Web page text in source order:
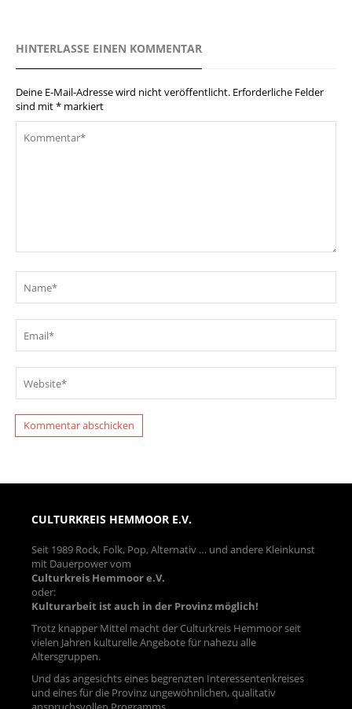
HINTERLASSE EINEN KOMMENTAR
Deine E-Mail-Adresse wird nicht veröffentlicht. Erforderliche Felder
sind mit* markiert
CULTURKREIS HEMMOOR E.V.
Seit 1989 Rock, Folk, Pop, Alternativ … und andere Kleinkunst
mit Dauerpower vom
Culturkreis Hemmoor e.V.
oder:
Kulturarbeit ist auch in der Provinz möglich!
Trotz knapper Mittel macht der Culturkreis Hemmoor seit
vielen Jahren kulturelle Angebote für nahezu alle
Altersgruppen.
Und das angesichts eines begrenzten Interessentenkreises
und eines für die Provinz ungewöhnlichen, qualitativ